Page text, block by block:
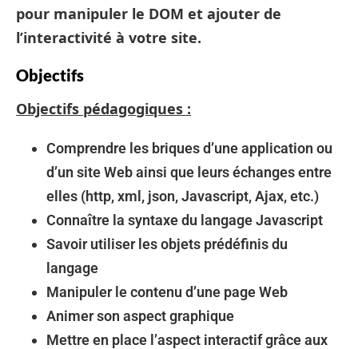
pour manipuler le DOM et ajouter de
l’interactivité à votre site.
Objectifs
Objectifs pédagogiques :
Comprendre les briques d’une application ou
d’un site Web ainsi que leurs échanges entre
elles (http, xml, json, Javascript, Ajax, etc.)
Connaître la syntaxe du langage Javascript
Savoir utiliser les objets prédéfinis du
langage
Manipuler le contenu d’une page Web
Animer son aspect graphique
Mettre en place l’aspect interactif grâce aux